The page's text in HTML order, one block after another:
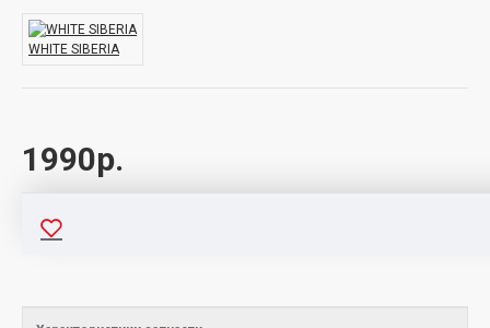
1990р.
WHITE SIBERIA